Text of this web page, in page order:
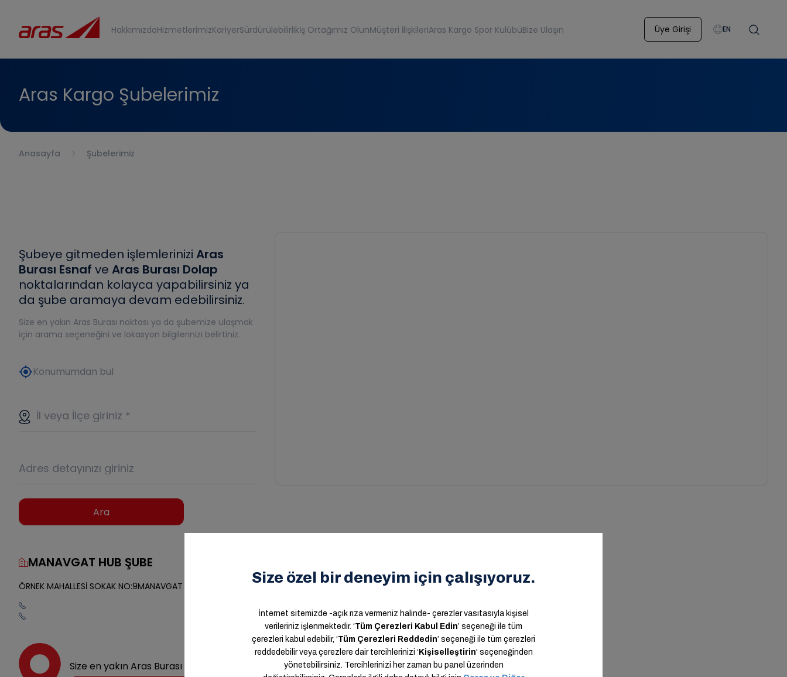
HakkımızdaHizmetlerimizKariyerSürdürülebilirlikİş Ortağımız OlunMüşteri İlişkileriAras Kargo Spor KulübüBize Ulaşın Üye Girişi EN
Aras Kargo Şubelerimiz
Anasayfa Şubelerimiz
Şubeye gitmeden işlemlerinizi Aras
Burası Esnaf ve Aras Burası Dolap
noktalarından kolayca yapabilirsiniz ya
da şube aramaya devam edebilirsiniz.
Size en yakın Aras Burası noktası ya da şubemize ulaşmak
için arama seçeneğini ve lokasyon bilgilerinizi belirtiniz.
my_locationKonumumdan bul
İl veya İlçe giriniz *
Adres detayınızı giriniz
Ara
MANAVGAT HUB ŞUBE
ÖRNEK MAHALLESİ SOKAK NO:9MANAVGAT ANTALYA/
Size en yakın Aras Burası noktasını keşfedin,